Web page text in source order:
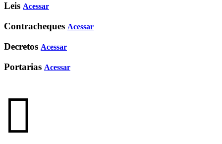
Leis Acessar
Contracheques Acessar
Decretos Acessar
Portarias Acessar